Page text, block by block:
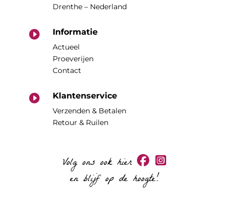
Drenthe – Nederland
 Informatie
Actueel
Proeverijen
Contact
 Klantenservice
Verzenden & Betalen
Retour & Ruilen
Volg ons ook hier
en blijf op de hoogte!